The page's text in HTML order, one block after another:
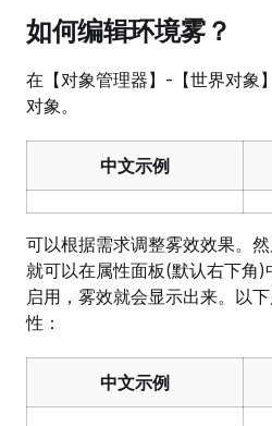
如何编辑环境雾？
在【对象管理器】-【世界对象
对象。
中文示例
可以根据需求调整雾效效果。
就可以在属性面板(默认右下角
启用，雾效就会显示出来。以
性：
中文示例